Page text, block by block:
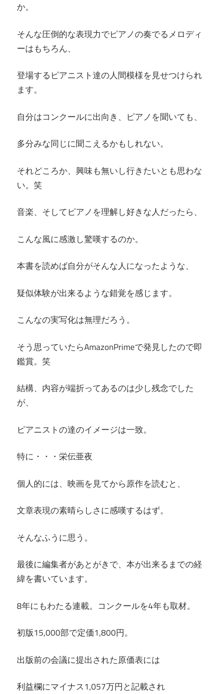
か。
そんな圧倒的な表現力でピアノの奏でるメロディ
ーはもちろん、
登場するピアニスト達の人間模様を見せつけられ
ます。
自分はコンクールに出向き、ピアノを聞いても、
多分みな同じに聞こえるかもしれない。
それどころか、興味も無いし行きたいとも思わな
い。笑
音楽、そしてピアノを理解し好きな人だったら、
こんな風に感激し驚嘆するのか。
本書を読めば自分がそんな人になったような、
疑似体験が出来るような錯覚を感じます。
こんなの実写化は無理だろう。
そう思っていたらAmazonPrimeで発見したので即
鑑賞。笑
結構、内容が端折ってあるのは少し残念でした
が、
ピアニストの達のイメージは一致。
特に・・・栄伝亜夜
個人的には、映画を見てから原作を読むと、
文章表現の素晴らしさに感嘆するはず。
そんなふうに思う。
最後に編集者があとがきで、本が出来るまでの経
緯を書いています。
8年にもわたる連載。コンクールを4年も取材。
初版15,000部で定価1,800円。
出版前の会議に提出された原価表には
利益欄にマイナス1,057万円と記載され